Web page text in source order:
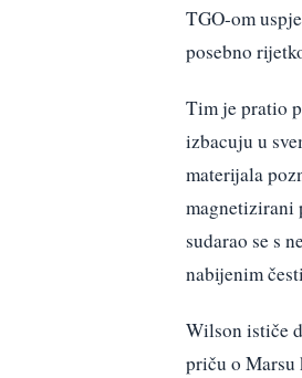
TGO-om
posebno
Tim je pratio
izbacuju u
materijala
magnetizirani
sudarao se s
nabijenim
Wilson ističe
priču o Marsu